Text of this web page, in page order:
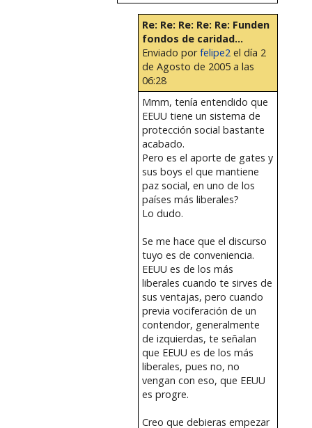
Re: Re: Re: Re: Re: Funden
fondos de caridad...
Enviado porfelipe2el día 2
de Agosto de 2005 a las
06:28
Mmm, tenía entendido que
EEUU tiene un sistema de
protección social bastante
acabado.
Pero es el aporte de gates y
sus boys el que mantiene
paz social, en uno de los
países más liberales?
Lo dudo.
Se me hace que el discurso
tuyo es de conveniencia.
EEUU es de los más
liberales cuando te sirves de
sus ventajas, pero cuando
previa vociferación de un
contendor, generalmente
de izquierdas, te señalan
que EEUU es de los más
liberales, pues no, no
vengan con eso, que EEUU
es progre.
Creo que debieras empezar